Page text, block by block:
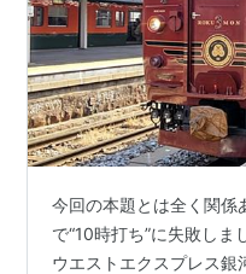
今回の本題とは全く関係
で“10時打ち”に失敗しま
ウエストエクスプレス銀